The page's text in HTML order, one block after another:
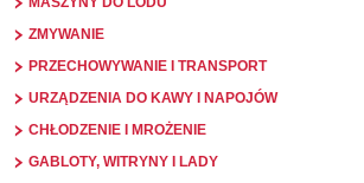
ZMYWANIE
PRZECHOWYWANIE I TRANSPORT
URZĄDZENIA DO KAWY I NAPOJÓW
CHŁODZENIE I MROŻENIE
GABLOTY, WITRYNY I LADY